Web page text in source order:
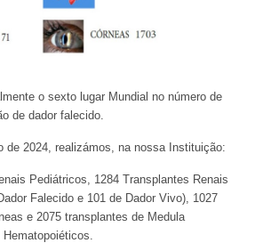
o sexto lugar Mundial no número de
de dador falecido.
de 2024, realizámos, na nossa Instituição:
Pediátricos, 1284 Transplantes Renais
Falecido e 101 de Dador Vivo), 1027
e 2075 transplantes de Medula